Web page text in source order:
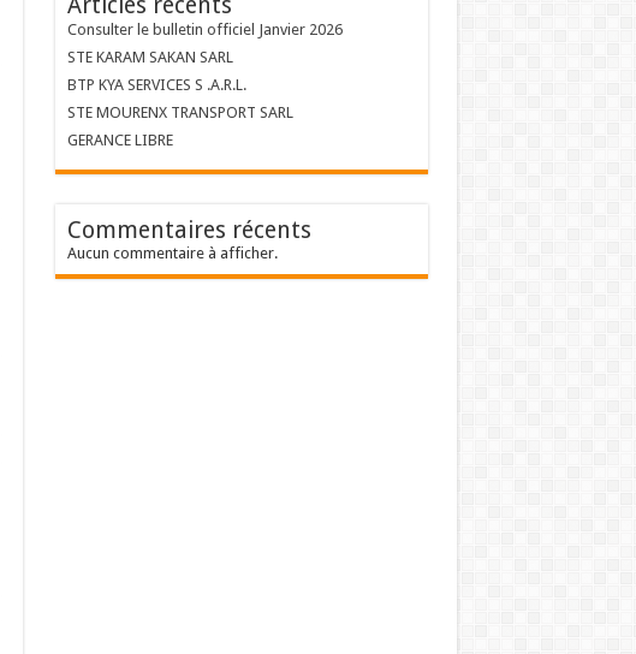
Consulter le bulletin officiel Janvier 2026
STE KARAM SAKAN SARL
BTP KYA SERVICES S .A.R.L.
STE MOURENX TRANSPORT SARL
GERANCE LIBRE
Commentaires récents
Aucun commentaire à afficher.